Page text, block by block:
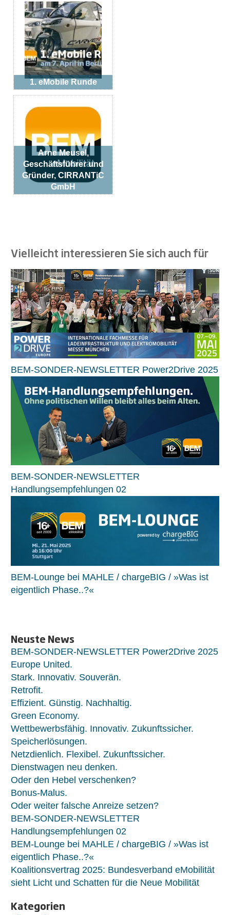
1. eMobile Runde
Arne Meusel,
Geschäftsführer und
Gründer, CIRRANTiC
GmbH
Vielleicht interessieren Sie sich auch für
BEM-SONDER-NEWSLETTER Power2Drive 2025
BEM-SONDER-NEWSLETTER
Handlungsempfehlungen 02
BEM-Lounge bei MAHLE / chargeBIG / »Was ist
eigentlich Phase..?«
Neuste News
BEM-SONDER-NEWSLETTER Power2Drive 2025
Europe United.
Stark. Innovativ. Souverän.
Retrofit.
Effizient. Günstig. Nachhaltig.
Green Economy.
Wettbewerbsfähig. Innovativ. Zukunftssicher.
Speicherlösungen.
Netzdienlich. Flexibel. Zukunftssicher.
Dienstwagen neu denken.
Oder den Hebel verschenken?
Bonus-Malus.
Oder weiter falsche Anreize setzen?
BEM-SONDER-NEWSLETTER
Handlungsempfehlungen 02
BEM-Lounge bei MAHLE / chargeBIG / »Was ist
eigentlich Phase..?«
Koalitionsvertrag 2025: Bundesverband eMobilität
sieht Licht und Schatten für die Neue Mobilität
Kategorien